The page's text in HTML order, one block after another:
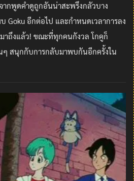
ากพูดคำดูถูกอันน่าสะพรึงกลัวบาง
Goku อีกต่อไป และกำหนดเวลาการลง
าถึงแล้ว! ขณะที่ทุกคนกังวล โกคูก็
ๆ สนุกกับการกลับมาพบกันอีกครั้งใน